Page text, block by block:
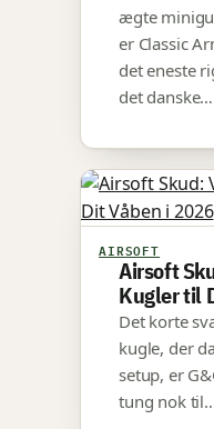
ægte
er Classic
det eneste
det danske…
AIRSOFT
Airsoft
Kugler til
Det korte
kugle, der
setup, er
tung nok